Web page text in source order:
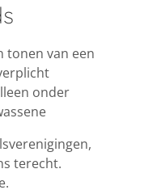
tonen van een
onder
terecht.